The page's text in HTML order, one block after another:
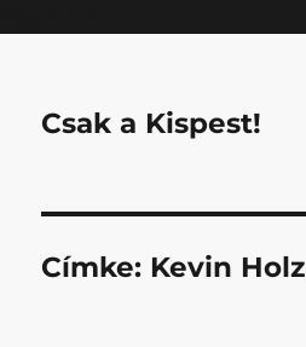
Csak a Kispest!
Címke: Kevin Holz